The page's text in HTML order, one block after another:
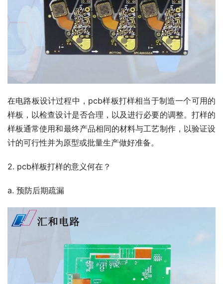
在电路板设计过程中，pcb样板打样相当于制造一个可用的
样板，以检查设计是否合理，以及进行必要的调整。打样的
样板通常使用和最终产品相同的材料与工艺制作，以验证设
计的可行性并为原型或批量生产做好准备。
2. pcb样板打样的意义何在？
a. 预防后期疏漏